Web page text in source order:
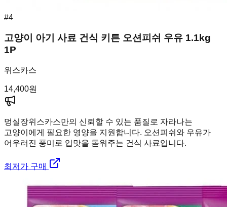
#4
고양이 아기 사료 건식 키튼 오션피쉬 우유 1.1kg
1P
위스카스
14,400원
멍실장위스카스만의 신뢰할 수 있는 품질로 자라나는
고양이에게 필요한 영양을 지원합니다. 오션피쉬와 우유가
어우러진 풍미로 입맛을 돋워주는 건식 사료입니다.
최저가 구매